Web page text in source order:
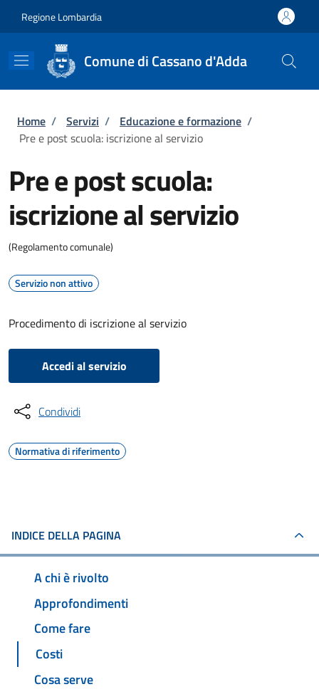
Regione Lombardia
Comune di Cassano d'Adda
Briciole di pane
Home / Servizi / Educazione e formazione /
Pre e post scuola: iscrizione al servizio
Pre e post scuola:
iscrizione al servizio
(Regolamento comunale)
Servizio non attivo
Procedimento di iscrizione al servizio
Accedi al servizio
Condividi
Normativa di riferimento
INDICE DELLA PAGINA
A chi è rivolto
Approfondimenti
Come fare
Costi
Cosa serve